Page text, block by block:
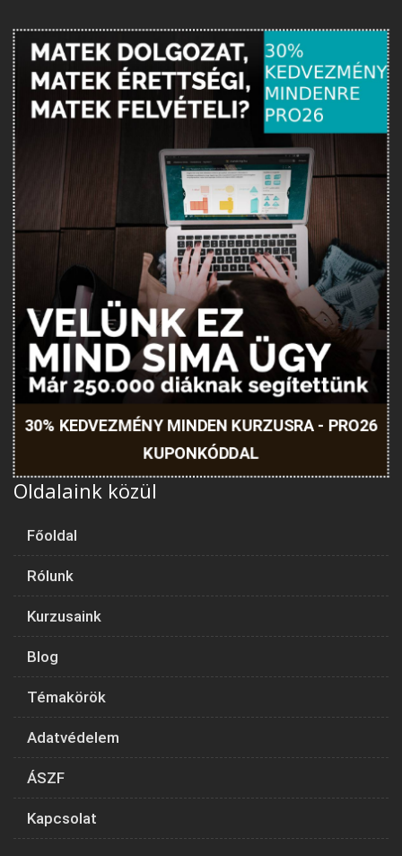
30% KEDVEZMÉNY MINDEN KURZUSRA - PRO26
KUPONKÓDDAL
Oldalaink közül
Főoldal
Rólunk
Kurzusaink
Blog
Témakörök
Adatvédelem
ÁSZF
Kapcsolat